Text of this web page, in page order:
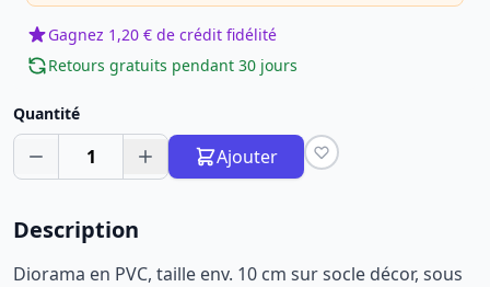
Gagnez 1,20 € de crédit fidélité
Retours gratuits pendant 30 jours
Quantité
1 Ajouter
Description
Diorama en PVC, taille env. 10 cm sur socle décor, sous